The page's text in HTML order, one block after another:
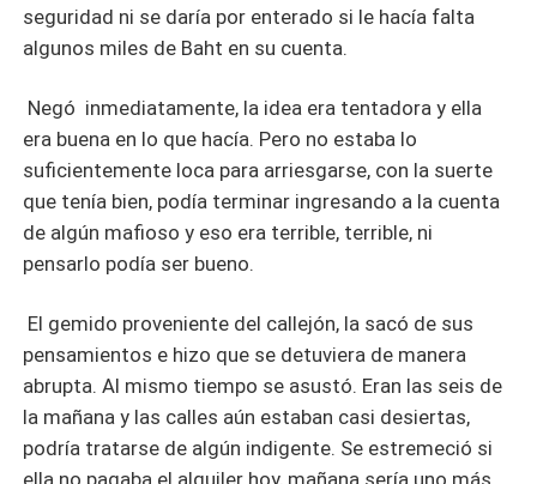
seguridad ni se daría por enterado si le hacía falta
algunos miles de Baht en su cuenta.
Negó inmediatamente, la idea era tentadora y ella
era buena en lo que hacía. Pero no estaba lo
suficientemente loca para arriesgarse, con la suerte
que tenía bien, podía terminar ingresando a la cuenta
de algún mafioso y eso era terrible, terrible, ni
pensarlo podía ser bueno.
El gemido proveniente del callejón, la sacó de sus
pensamientos e hizo que se detuviera de manera
abrupta. Al mismo tiempo se asustó. Eran las seis de
la mañana y las calles aún estaban casi desiertas,
podría tratarse de algún indigente. Se estremeció si